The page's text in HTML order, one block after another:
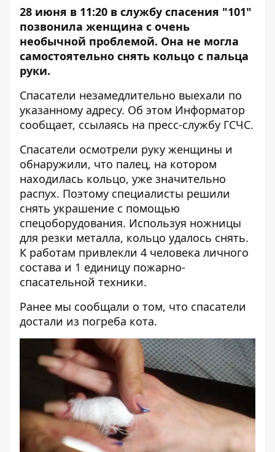
28 июня в 11:20 в службу спасения "101"
позвонила женщина с очень
необычной проблемой. Она не могла
самостоятельно снять кольцо с пальца
руки.
Спасатели незамедлительно выехали по
указанному адресу. Об этом Информатор
сообщает, ссылаясь на пресс-службу ГСЧС.
Спасатели осмотрели руку женщины и
обнаружили, что палец, на котором
находилась кольцо, уже значительно
распух. Поэтому специалисты решили
снять украшение с помощью
спецоборудования. Используя ножницы
для резки металла, кольцо удалось снять.
К работам привлекли 4 человека личного
состава и 1 единицу пожарно-
спасательной техники.
Ранее мы сообщали о том, что спасатели
достали из погреба кота.